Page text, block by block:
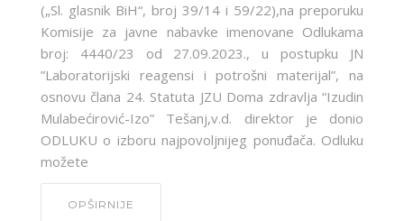
(„Sl. glasnik BiH“, broj 39/14 i 59/22),na preporuku
Komisije za javne nabavke imenovane Odlukama
broj: 4440/23 od 27.09.2023., u postupku JN
”Laboratorijski reagensi i potrošni materijal”, na
osnovu člana 24. Statuta JZU Doma zdravlja “Izudin
Mulabećirović-Izo” Tešanj,v.d. direktor je donio
ODLUKU o izboru najpovoljnijeg ponuđača. Odluku
možete
OPŠIRNIJE